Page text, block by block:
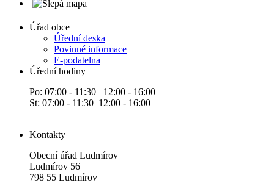
Úřad obce
Úřední deska
Povinné informace
E-podatelna
Úřední hodiny
Po: 07:00 - 11:30 12:00 - 16:00
St: 07:00 - 11:30 12:00 - 16:00
Kontakty
Obecní úřad Ludmírov
Ludmírov 56
798 55 Ludmírov